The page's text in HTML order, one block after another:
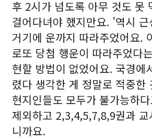
후 2시가 넘도록 아무 것도 못
걸어다녀야 했지만요. '역시
거기에 운까지 따라주었어요.
로또 당첨 행운이 따라주었다
현할 방법이 없었어요. 국경에
렸다 생각한 게 정말로 적중한
현지인들도 모두가 불가능하
제외하고 2,3,4,5,7,8,9권과
니까요.